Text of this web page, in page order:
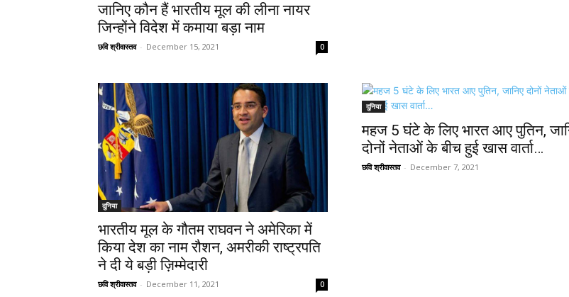
जानिए कौन हैं भारतीय मूल की लीना नायर
जिन्होंने विदेश में कमाया बड़ा नाम
छवि श्रीवास्तव - December 15, 2021 0
दुनिया
भारतीय मूल के गौतम राघवन ने अमेरिका में
किया देश का नाम रौशन, अमरीकी राष्ट्रपति
ने दी ये बड़ी ज़िम्मेदारी
छवि श्रीवास्तव - December 11, 2021 0
दुनिया
महज 5 घंटे के लिए भारत आए पुतिन,
दोनों नेताओं के बीच हुई खास वार्ता…
छवि श्रीवास्तव - December 7, 2021